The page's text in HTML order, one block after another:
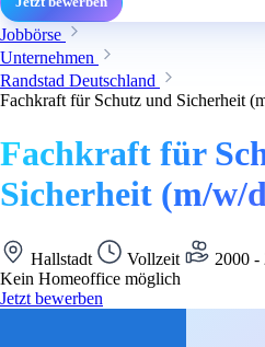
Jobbörse
Unternehmen
Randstad Deutschland
Fachkraft für Schutz und Sicherheit
Fachkraft für
Sicherheit (m/w/
Hallstadt Vollzeit
2000 -
Kein Homeoffice möglich
Jetzt bewerben